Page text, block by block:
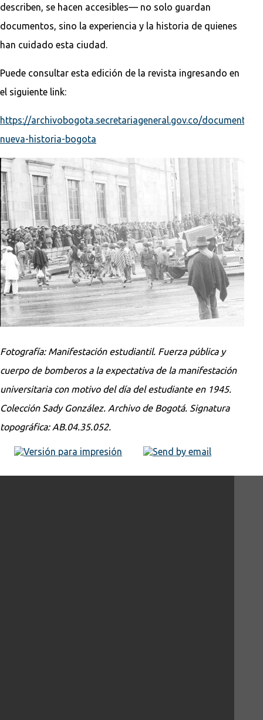
describen, se hacen accesibles— no solo guardan
documentos, sino la experiencia y la historia de quienes
han cuidado esta ciudad.
Puede consultar esta edición de la revista ingresando en
el siguiente link:
https://archivobogota.secretariageneral.gov.co/
nueva-historia-bogota
Fotografía: Manifestación estudiantil. Fuerza pública y
cuerpo de bomberos a la expectativa de la manifestación
universitaria con motivo del día del estudiante en 1945.
Colección Sady González. Archivo de Bogotá. Signatura
topográfica: AB.04.35.052.